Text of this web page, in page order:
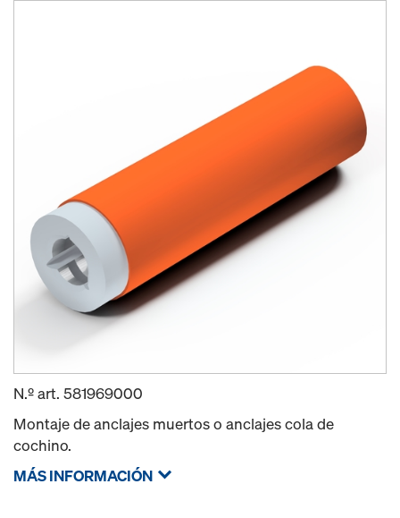
N.º art. 581969000
Montaje de anclajes muertos o anclajes cola de
cochino.
MÁS INFORMACIÓN